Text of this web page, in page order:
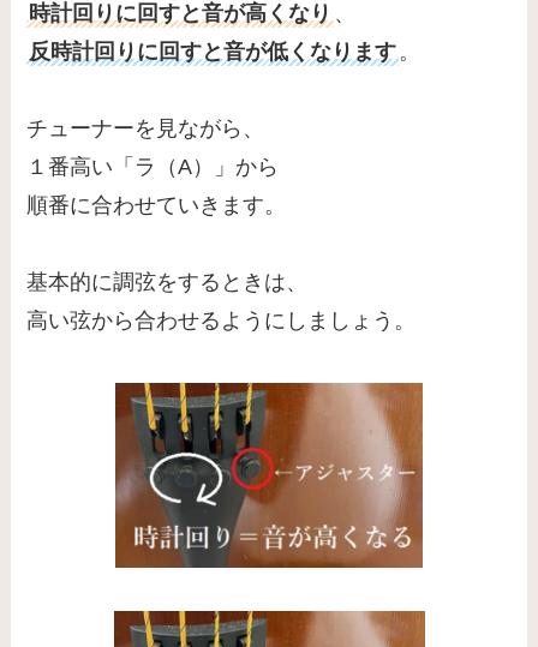
時計回りに回すと音が高くなり 、
反時計回りに回すと音が低くなります。
チューナーを見ながら、
１番高い「ラ（A）」から
順番に合わせていきます。
基本的に調弦をするときは、
高い弦から合わせるようにしましょう。